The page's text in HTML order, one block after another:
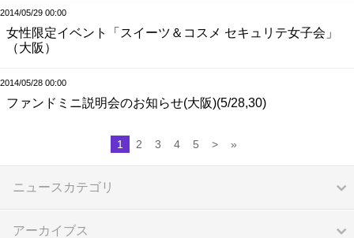
2014/05/29 00:00
女性限定イベント「スイーツ＆コスメ セキュリテ女子会」
（大阪）
2014/05/28 00:00
ファンドミニ説明会のお知らせ(大阪)(5/28,30)
1 2 3 4 5 > »
ニュースカテゴリ
アーカイブス